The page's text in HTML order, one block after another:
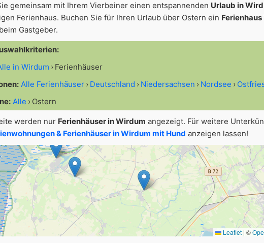
gemeinsam mit Ihrem Vierbeiner einen entspannenden Urlaub in
Ferienhaus. Buchen Sie für Ihren Urlaub über Ostern ein
Gastgeber.
in Wirdum
Ferienhäuser
Alle Ferienhäuser Deutschland Niedersachsen Nordsee
Alle Ostern
werden nur Ferienhäuser in Wirdum angezeigt. Für weitere
& Ferienhäuser in Wirdum mit Hund anzeigen lassen!
Leaflet | ©